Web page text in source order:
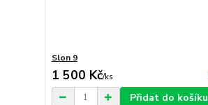
Slon 9
1 500 Kč/ks
Přidat do košíku